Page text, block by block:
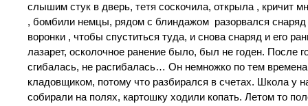
слышим стук в дверь, тетя соскочила, открыла , кричит
, бомбили немцы, рядом с блиндажом разорвался снаряд
воронки , чтобы спуститься туда, и снова снаряд и его
лазарет, осколочное ранение было, был не годен. После
сгибалась, не расгибалась… Он немножко по тем
кладовщиком, потому что разбирался в счетах. Школа у
собирали на полях, картошку ходили копать. Летом то